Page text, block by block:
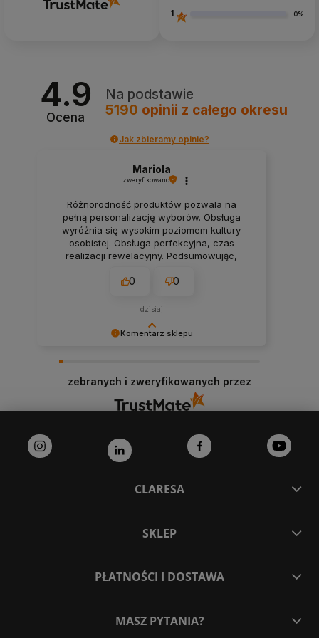
1 0%
4.9
Ocena
Na podstawie
5190 opinii z całego okresu
Jak zbieramy opinie?
Komentarz sklepu
że jesteśmy na właściwym torze :) Z
Mariola
zweryfikowano
Różnorodność produktów pozwala na
pełną personalizację wyborów. Obsługa
wyróżnia się wysokim poziomem kultury
osobistej. Obsługa perfekcyjna, czas
realizacji rewelacyjny. Podsumowując,
0 0
dzisiaj
zebranych i zweryfikowanych przez
CLARESA
SKLEP
PŁATNOŚCI I DOSTAWA
MASZ PYTANIA?